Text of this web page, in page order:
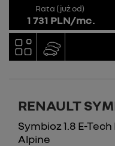
Rata (już od)
1 731 PLN/mc.
RENAULT
Symbioz 1.8 E-
Alpine